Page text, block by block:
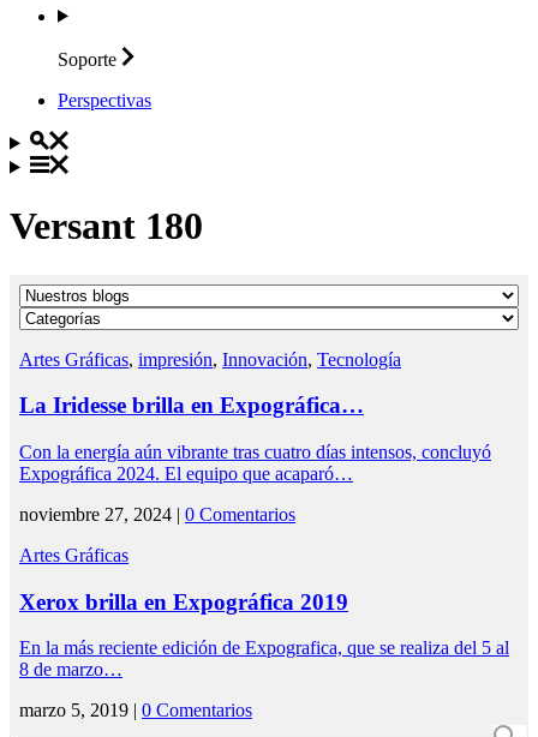
Soporte
Perspectivas
Versant 180
Artes Gráficas, impresión, Innovación, Tecnología
La Iridesse brilla en Expográfica…
Con la energía aún vibrante tras cuatro días intensos, concluyó
Expográfica 2024. El equipo que acaparó…
noviembre 27, 2024 | 0 Comentarios
Artes Gráficas
Xerox brilla en Expográfica 2019
En la más reciente edición de Expografica, que se realiza del 5 al
8 de marzo…
marzo 5, 2019 | 0 Comentarios